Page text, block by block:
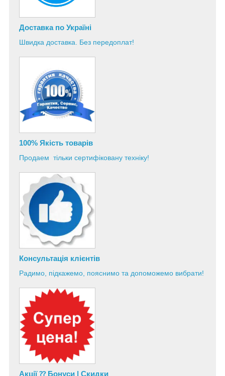
Доставка по Україні
Швидка доставка. Без передоплат!
100% Якість товарів
Продаем тільки сертифіковану техніку!
Консультація клієнтів
Радимо, підкажемо, пояснимо та допоможемо вибрати!
Акції ⁇ Бонуси | Скидки